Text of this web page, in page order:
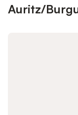
Auritz/